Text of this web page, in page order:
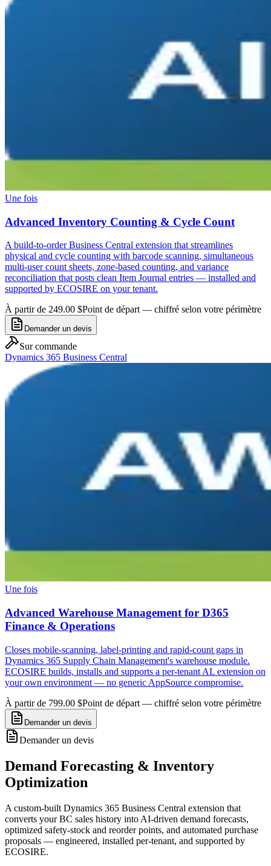
Une fois
Advanced Inventory Counting & Cycle Count
A build-to-order Business Central extension that streamlines
physical and cycle counting with barcode scanning, simultaneous
multi-user count sheets, zone-based counting, and variance
reconciliation that posts clean Item Journal entries — installed and
supported by ECOSIRE on your tenant.
À partir de 249.00 $Point de départ — chiffré selon votre périmètre
Demander un devis
Sur commande
Dynamics 365 Business Central
Une fois
Advanced Warehouse Management for D365
Finance & Operations
Closes mobile-scanning, label-printing and rapid-count gaps in
Dynamics 365 Supply Chain Management's warehouse module.
ECOSIRE builds, installs and supports a per-tenant AL extension on
your own environment — no generic AppSource compromise.
À partir de 799.00 $Point de départ — chiffré selon votre périmètre
Demander un devis
Demander un devis
Demand Forecasting & Inventory
Optimization
A custom-built Dynamics 365 Business Central extension that
converts your BC sales history into AI-driven demand forecasts,
optimized safety-stock and reorder points, and automated purchase
proposals — engineered, installed per-tenant, and supported by
ECOSIRE.